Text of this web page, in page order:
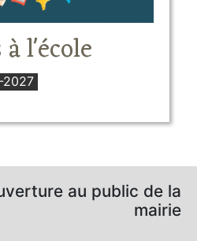
l'école
2027
au public de la
mairie